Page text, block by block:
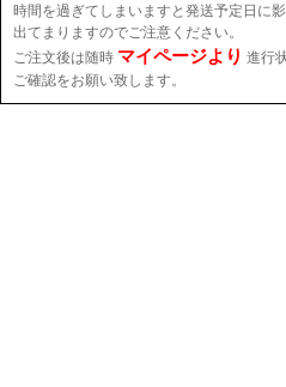
時間を過ぎてしまいますと発送予定日に
出てまりますのでご注意ください。
ご注文後は随時 マイページより 進行
ご確認をお願い致します。